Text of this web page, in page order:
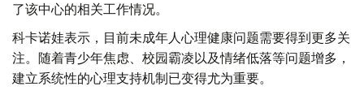
了该中心的相关工作情况。
科卡诺娃表示，目前未成年人心理健康问题需要得到更多关
注。随着青少年焦虑、校园霸凌以及情绪低落等问题增多，
建立系统性的心理支持机制已变得尤为重要。